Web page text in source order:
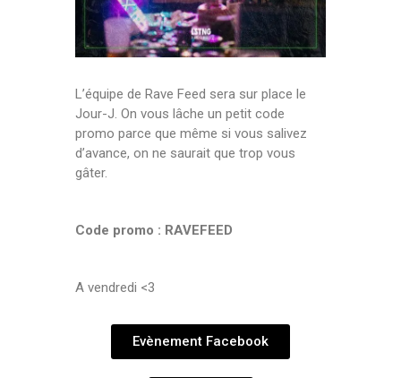
L’équipe de Rave Feed sera sur place le
Jour-J. On vous lâche un petit code
promo parce que même si vous salivez
d’avance, on ne saurait que trop vous
gâter.
Code promo : RAVEFEED
A vendredi <3
Evènement Facebook